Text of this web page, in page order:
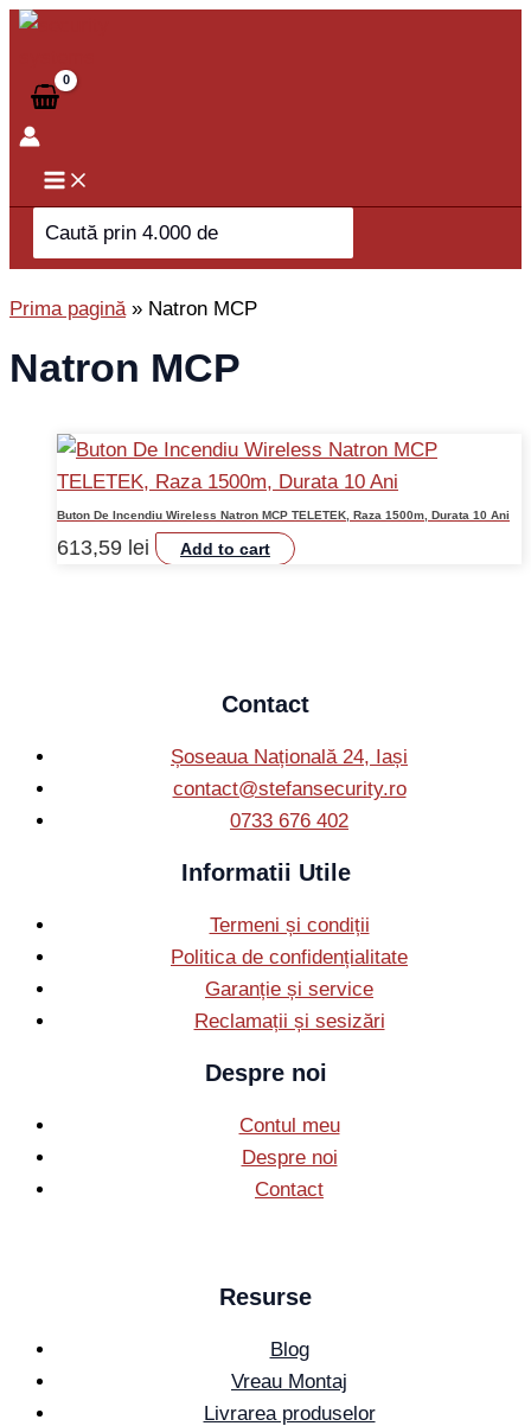
Skip
content
Search
for:
Prima pagină» Natron MCP
Natron MCP
Buton De Incendiu Wireless Natron MCP TELETEK, Raza 1500m, Durata 10 Ani
613,59 lei Add to cart
Contact
Șoseaua Națională 24, Iași
contact@stefansecurity.ro
0733 676 402
Informatii Utile
Termeni și condiții
Politica de confidențialitate
Garanție și service
Reclamații și sesizări
Despre noi
Contul meu
Despre noi
Contact
Resurse
Blog
Vreau Montaj
Livrarea produselor